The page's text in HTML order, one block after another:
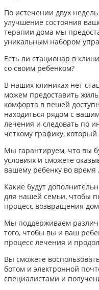
По истечении двух
улучшение состояния
терапии дома мы
уникальным набором
Есть ли стационар в
со своим ребенком?
В наших клиниках нет
можем предоставить
комфорта в пешей
находиться рядом с
лечения и следовать по
четкому графику, который
Мы гарантируем, что вы
условиях и сможете
вашему ребенку во время
Какие будут
для нашей семьи, чтобы
процесс возвращения
Мы поддерживаем
того, чтобы вы и ваш
процесс лечения и
Вы сможете
ботом и электронной
специалистами и